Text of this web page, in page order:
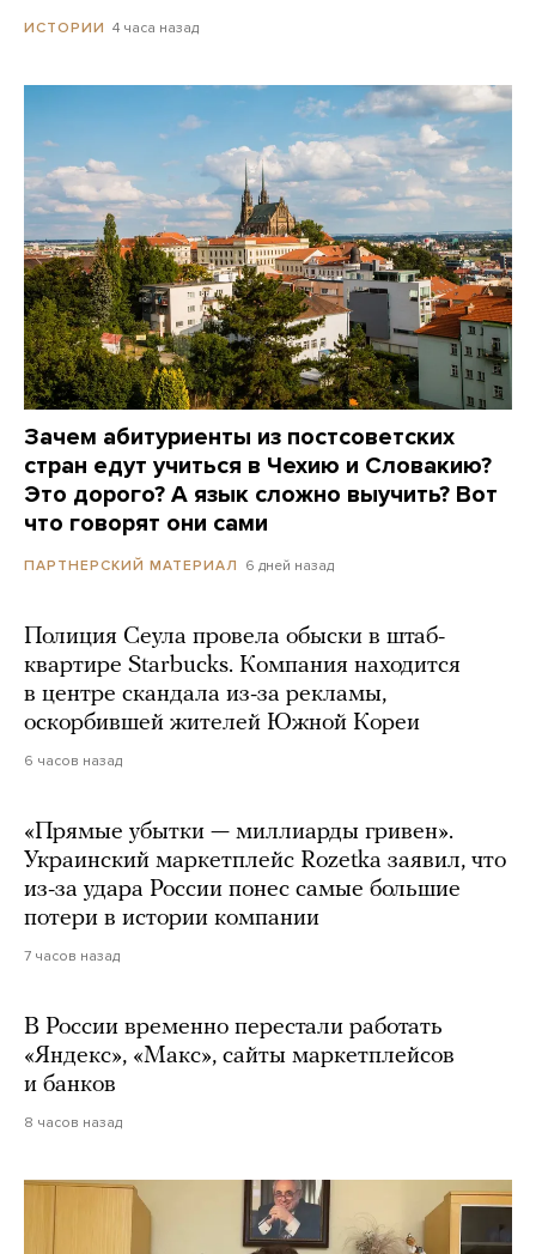
ИСТОРИИ 4 часа назад
Зачем абитуриенты из постсоветских
стран едут учиться в Чехию и Словакию?
Это дорого? А язык сложно выучить? Вот
что говорят они сами
ПАРТНЕРСКИЙ МАТЕРИАЛ 6 дней назад
Полиция Сеула провела обыски в штаб-
квартире Starbucks. Компания находится
в центре скандала из-за рекламы,
оскорбившей жителей Южной Кореи
6 часов назад
«Прямые убытки — миллиарды гривен».
Украинский маркетплейс Rozetka заявил, что
из-за удара России понес самые большие
потери в истории компании
7 часов назад
В России временно перестали работать
«Яндекс», «Макс», сайты маркетплейсов
и банков
8 часов назад